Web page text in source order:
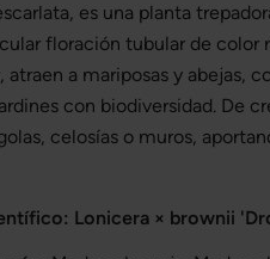
es una planta
floración tubular de color
atraen a mariposas y abejas,
con biodiversidad. De
celosías o muros,
Lonicera × brownii